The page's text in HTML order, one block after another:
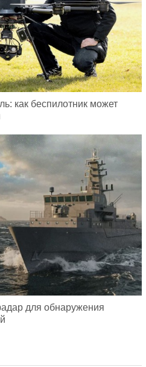
как беспилотник может
для обнаружения